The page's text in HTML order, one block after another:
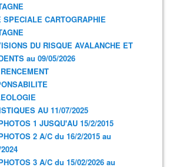
SPECIALE CARTOGRAPHIE
DU RISQUE AVALANCHE ET
au 09/05/2026
AU 11/07/2025
1 JUSQU'AU 15/2/2015
2 A/C du 16/2/2015 au
3 A/C du 15/02/2026 au